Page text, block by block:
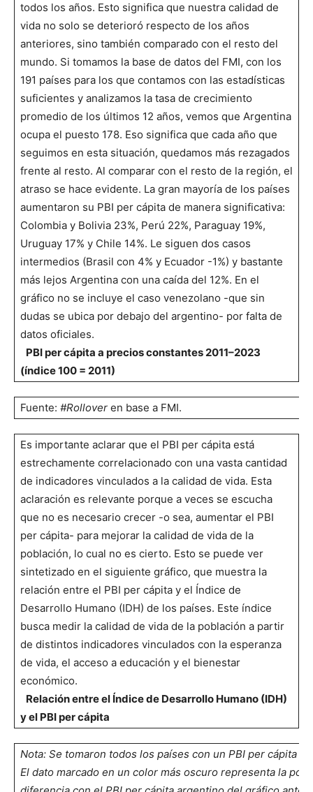
todos los años. Esto significa que nuestra calidad de
vida no solo se deterioró respecto de los años
anteriores, sino también comparado con el resto del
mundo. Si tomamos la base de datos del FMI, con los
191 países para los que contamos con las estadísticas
suficientes y analizamos la tasa de crecimiento
promedio de los últimos 12 años, vemos que Argentina
ocupa el puesto 178. Eso significa que cada año que
seguimos en esta situación, quedamos más rezagados
frente al resto. Al comparar con el resto de la región, el
atraso se hace evidente. La gran mayoría de los países
aumentaron su PBI per cápita de manera significativa:
Colombia y Bolivia 23%, Perú 22%, Paraguay 19%,
Uruguay 17% y Chile 14%. Le siguen dos casos
intermedios (Brasil con 4% y Ecuador -1%) y bastante
más lejos Argentina con una caída del 12%. En el
gráfico no se incluye el caso venezolano -que sin
dudas se ubica por debajo del argentino- por falta de
datos oficiales.
PBI per cápita a precios constantes 2011–2023
(índice 100 = 2011)
Fuente: #Rollover en base a FMI.
Es importante aclarar que el PBI per cápita está
estrechamente correlacionado con una vasta cantidad
de indicadores vinculados a la calidad de vida. Esta
aclaración es relevante porque a veces se escucha
que no es necesario crecer -o sea, aumentar el PBI
per cápita- para mejorar la calidad de vida de la
población, lo cual no es cierto. Esto se puede ver
sintetizado en el siguiente gráfico, que muestra la
relación entre el PBI per cápita y el Índice de
Desarrollo Humano (IDH) de los países. Este índice
busca medir la calidad de vida de la población a partir
de distintos indicadores vinculados con la esperanza
de vida, el acceso a educación y el bienestar
económico.
Relación entre el Índice de Desarrollo Humano (IDH)
y el PBI per cápita
Nota: Se tomaron todos los países con un PBI per cápita
El dato marcado en un color más oscuro representa la